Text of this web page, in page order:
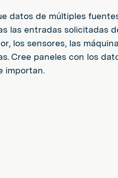
datos de múltiples
las entradas solicitadas
los sensores, las
Cree paneles con los
importan.